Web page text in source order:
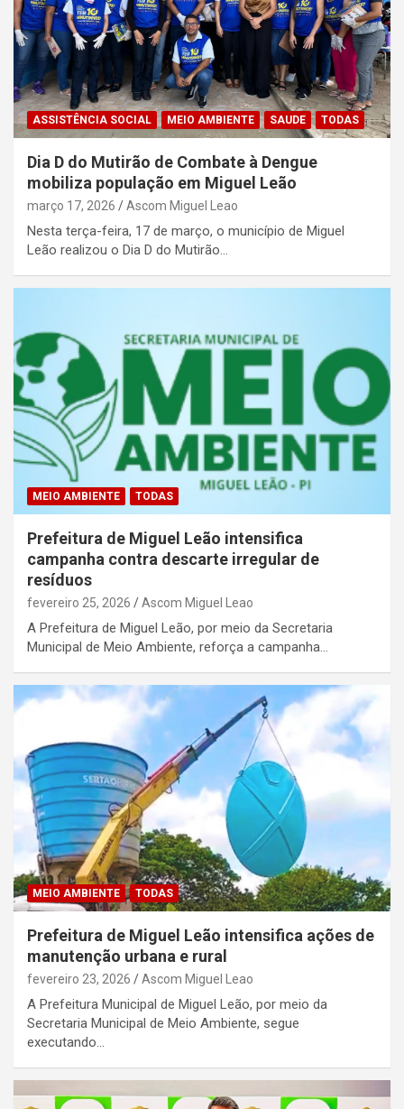
ASSISTÊNCIA SOCIAL MEIO AMBIENTE SAUDE TODAS
Dia D do Mutirão de Combate à Dengue
mobiliza população em Miguel Leão
março 17, 2026 Ascom Miguel Leao
Nesta terça-feira, 17 de março, o município de Miguel
Leão realizou o Dia D do Mutirão…
MEIO AMBIENTE TODAS
Prefeitura de Miguel Leão intensifica
campanha contra descarte irregular de
resíduos
fevereiro 25, 2026 Ascom Miguel Leao
A Prefeitura de Miguel Leão, por meio da Secretaria
Municipal de Meio Ambiente, reforça a campanha…
MEIO AMBIENTE TODAS
Prefeitura de Miguel Leão intensifica ações de
manutenção urbana e rural
fevereiro 23, 2026 Ascom Miguel Leao
A Prefeitura Municipal de Miguel Leão, por meio da
Secretaria Municipal de Meio Ambiente, segue
executando…